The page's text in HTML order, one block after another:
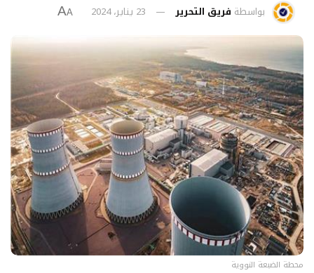
بواسطة فريق التحرير 23 يناير، 2024 A
A
محطة الضبعة النووية